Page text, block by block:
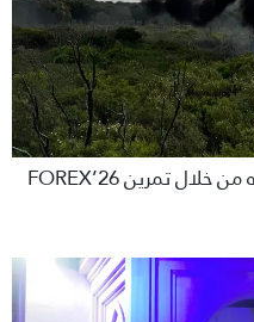
حرائق الغابات.. المغرب يعزز جاهزيته من خلال تمرين FOREX’26